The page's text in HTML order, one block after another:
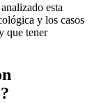
esta
y los casos
que tener